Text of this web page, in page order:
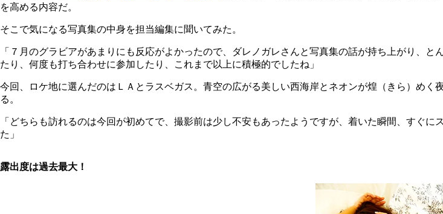
を高める内容だ。
そこで気になる写真集の中身を担当編集に聞いてみた。
「７月のグラビアがあまりにも反応がよかったので、ダレノガレさんと写真集の話が持ち上がり、
たり、何度も打ち合わせに参加したり、これまで以上に積極的でしたね」
今回、ロケ地に選んだのはＬＡとラスベガス。青空の広がる美しい西海岸とネオンが煌（きら）め
る。
「どちらも訪れるのは今回が初めてで、撮影前は少し不安もあったようですが、着いた瞬間、すぐ
た」
露出度は過去最大！